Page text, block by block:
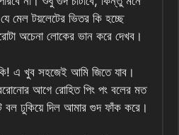
মেল টয়লেটের ভিতর কি হচ্ছে
অচেনা লোকের ভান করে দেখব।
এ খুব সহজেই আমি জিতে যাব।
আগে রোহিত পিং পং বলের মত
বল ঢুকিয়ে দিল আমার গুদ ফাঁক করে।